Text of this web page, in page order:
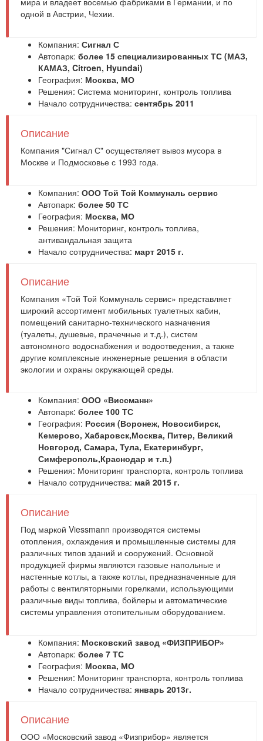
одной в Австрии, Чехии.
Компания: Сигнал С
Автопарк: более 15 специализированных ТС (МАЗ,
КАМАЗ, Citroen, Hyundai)
География: Москва, МО
Решения: Система мониторинг, контроль топлива
Начало сотрудничества: сентябрь 2011
Описание
Компания "Сигнал С" осуществляет вывоз мусора в
Москве и Подмосковье с 1993 года.
Компания: ООО Той Той Коммуналь сервис
Автопарк: более 50 ТС
География: Москва, МО
Решения: Мониторинг, контроль топлива,
антивандальная защита
Начало сотрудничества: март 2015 г.
Описание
Компания «Той Той Коммуналь сервис» представляет
широкий ассортимент мобильных туалетных кабин,
помещений санитарно-технического назначения
(туалеты, душевые, прачечные и т.д.), систем
автономного водоснабжения и водоотведения, а также
другие комплексные инженерные решения в области
экологии и охраны окружающей среды.
Компания: ООО «Виссманн»
Автопарк: более 100 ТС
География: Россия (Воронеж, Новосибирск,
Кемерово, Хабаровск,Москва, Питер, Великий
Новгород, Самара, Тула, Екатеринбург,
Симферополь,Краснодар и т.п.)
Решения: Мониторинг транспорта, контроль топлива
Начало сотрудничества: май 2015 г.
Описание
Под маркой Viessmann производятся системы
отопления, охлаждения и промышленные системы для
различных типов зданий и сооружений. Основной
продукцией фирмы являются газовые напольные и
настенные котлы, а также котлы, предназначенные для
работы с вентиляторными горелками, использующими
различные виды топлива, бойлеры и автоматические
системы управления отопительным оборудованием.
Компания: Московский завод «ФИЗПРИБОР»
Автопарк: более 7 ТС
География: Москва, МО
Решения: Мониторинг транспорта, контроль топлива
Начало сотрудничества: январь 2013г.
Описание
ООО «Московский завод «Физприбор» является